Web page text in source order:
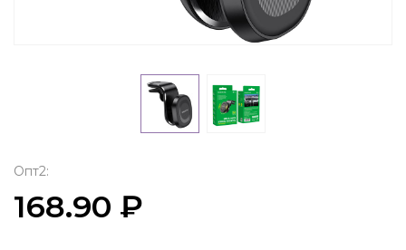
Опт2:
168.90 ₽